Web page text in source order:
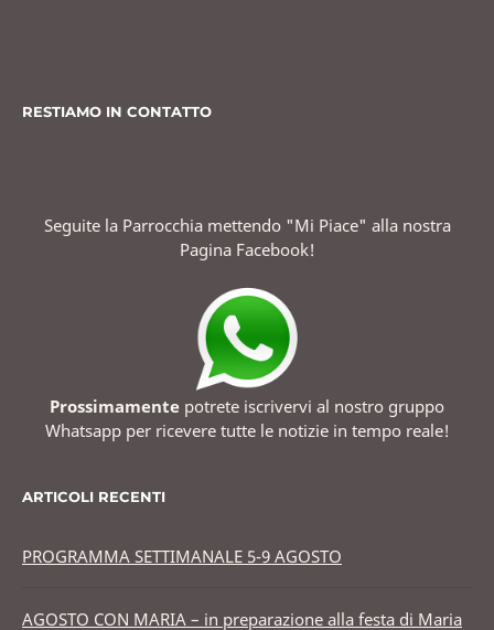
RESTIAMO IN CONTATTO
Seguite la Parrocchia mettendo "Mi Piace" alla nostra
Pagina Facebook!
Prossimamente potrete iscrivervi al nostro gruppo
Whatsapp per ricevere tutte le notizie in tempo reale!
ARTICOLI RECENTI
PROGRAMMA SETTIMANALE 5-9 AGOSTO
AGOSTO CON MARIA – in preparazione alla festa di Maria